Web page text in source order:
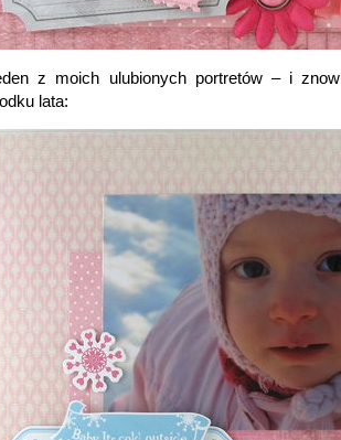
z moich ulubionych portretów – i
lata: